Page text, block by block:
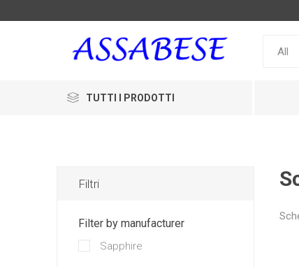
TUTTI I PRODOTTI
Filtri
Filter by manufacturer
Sapphire